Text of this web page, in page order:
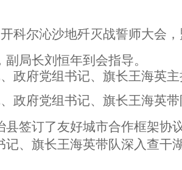
科尔沁沙地歼灭战誓师大会
副局长刘恒年到会指导。
政府党组书记、旗长王海英
政府党组书记、旗长王海英
县签订了友好城市合作框架协
记、旗长王海英带队深入查干